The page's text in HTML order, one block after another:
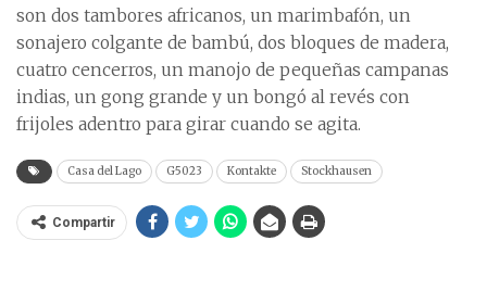
son dos tambores africanos, un marimbafón, un
sonajero colgante de bambú, dos bloques de madera,
cuatro cencerros, un manojo de pequeñas campanas
indias, un gong grande y un bongó al revés con
frijoles adentro para girar cuando se agita.
Casa del Lago G5023 Kontakte Stockhausen
Compartir